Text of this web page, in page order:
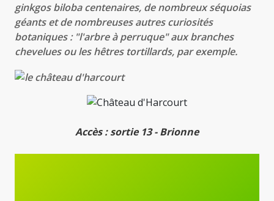
ginkgos biloba centenaires, de nombreux séquoias
géants et de nombreuses autres curiosités
botaniques : "l'arbre à perruque" aux branches
chevelues ou les hêtres tortillards, par exemple.
Accès : sortie 13 - Brionne